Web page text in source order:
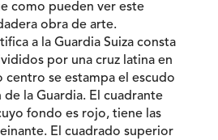
como pueden ver este
obra de arte.
a la Guardia Suiza consta
por una cruz latina en
centro se estampa el escudo
la Guardia. El cuadrante
fondo es rojo, tiene las
El cuadrado superior